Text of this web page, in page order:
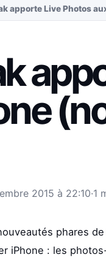
apporte Live Photos
2015 à 22:10·1
phares de
iPhone : les